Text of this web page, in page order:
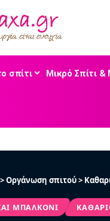
σπίτι Μικρό Σπίτι &
>Οργάνωση σπιτού>
ΜΠΑΛΚΌΝΙ